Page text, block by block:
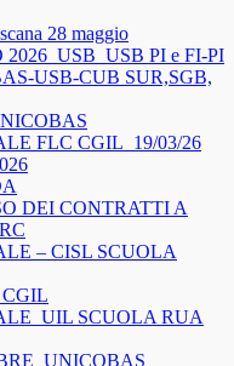
28 maggio
PI e FI-PI
USB-CUB SUR,SGB,
FLC CGIL_19/03/26
DEI CONTRATTI A
– CISL SCUOLA
CGIL
SCUOLA RUA